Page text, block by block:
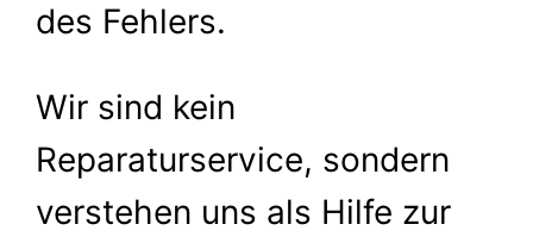
des Fehlers.
Wir sind kein
Reparaturservice, sondern
verstehen uns als Hilfe zur